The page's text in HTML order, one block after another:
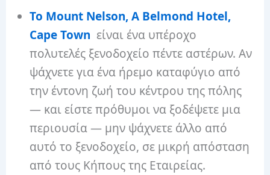
Το Mount Nelson, A Belmond Hotel,
Cape Town είναι ένα υπέροχο
πολυτελές ξενοδοχείο πέντε αστέρων. Αν
ψάχνετε για ένα ήρεμο καταφύγιο από
την έντονη ζωή του κέντρου της πόλης
— και είστε πρόθυμοι να ξοδέψετε μια
περιουσία — μην ψάχνετε άλλο από
αυτό το ξενοδοχείο, σε μικρή απόσταση
από τους Κήπους της Εταιρείας.